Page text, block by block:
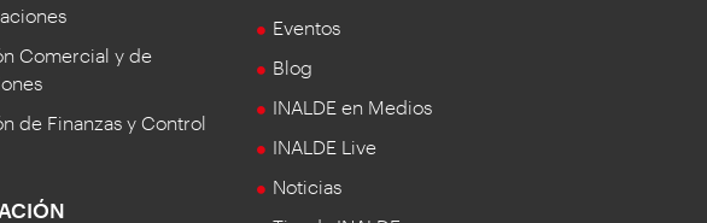
Comercial y de
de Finanzas y Control
Eventos
Blog
INALDE en Medios
INALDE Live
Noticias